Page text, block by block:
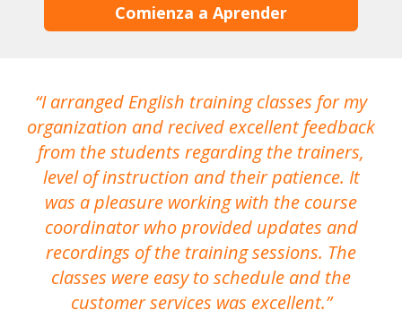
Comienza a Aprender
I arranged English training classes for my
organization and recived excellent feedback
from the students regarding the trainers,
level of instruction and their patience. It
was a pleasure working with the course
coordinator who provided updates and
recordings of the training sessions. The
classes were easy to schedule and the
customer services was excellent.